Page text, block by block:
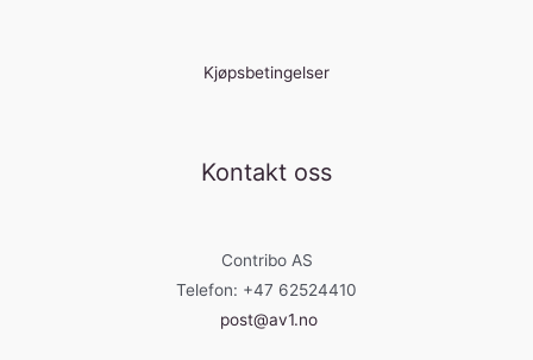
Kjøpsbetingelser
Kontakt oss
Contribo AS
Telefon: +47 62524410
post@av1.no